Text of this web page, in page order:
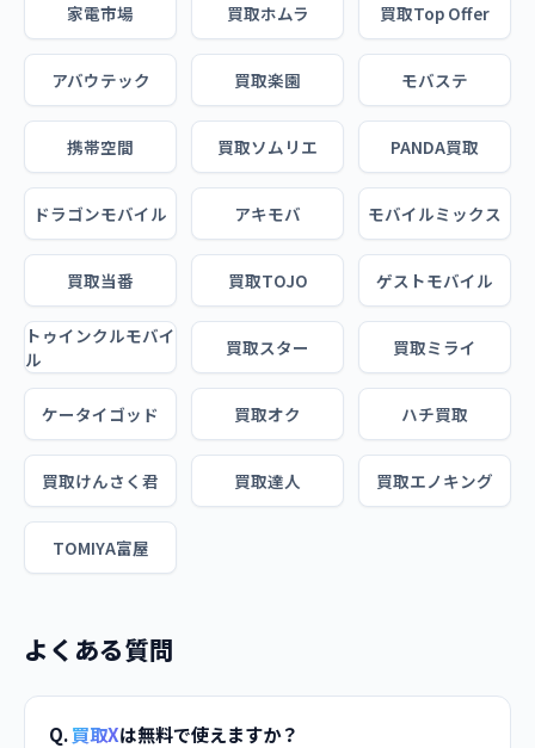
家電市場 買取ホムラ 買取Top Offer
アバウテック 買取楽園 モバステ
携帯空間 買取ソムリエ PANDA買取
ドラゴンモバイル アキモバ モバイルミックス
買取当番 買取TOJO ゲストモバイル
トゥインクルモバイ
ル
買取スター 買取ミライ
ケータイゴッド 買取オク ハチ買取
買取けんさく君 買取達人 買取エノキング
TOMIYA富屋
よくある質問
Q.買取Xは無料で使えますか？